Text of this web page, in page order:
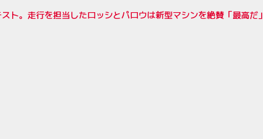
ト。走行を担当したロッシとパロウは新型マシンを絶賛「最高だ」